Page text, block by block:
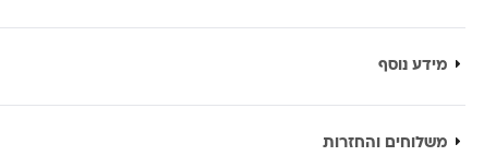
מידע נוסף
משלוחים והחזרות